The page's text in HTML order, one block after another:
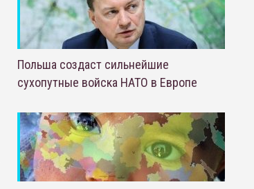
Польша создаст сильнейшие
сухопутные войска НАТО в Европе